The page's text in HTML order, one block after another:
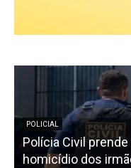
POLICIAL
Polícia Civil
homicídio dos